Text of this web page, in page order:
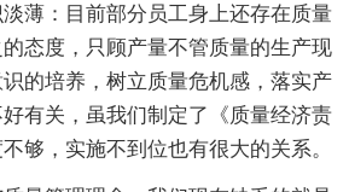
薄：目前部分员工身上还存在质量
态度，只顾产量不管质量的生产现
的培养，树立质量危机感，落实产
有关，虽我们制定了《质量经济责
够，实施不到位也有很大的关系。